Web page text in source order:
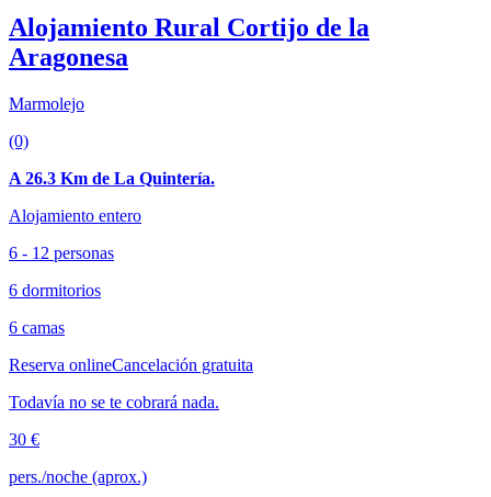
Alojamiento Rural Cortijo de la
Aragonesa
Marmolejo
(0)
A 26.3 Km de La Quintería.
Alojamiento entero
6 - 12 personas
6 dormitorios
6 camas
Reserva onlineCancelación gratuita
Todavía no se te cobrará nada.
30 €
pers./noche (aprox.)